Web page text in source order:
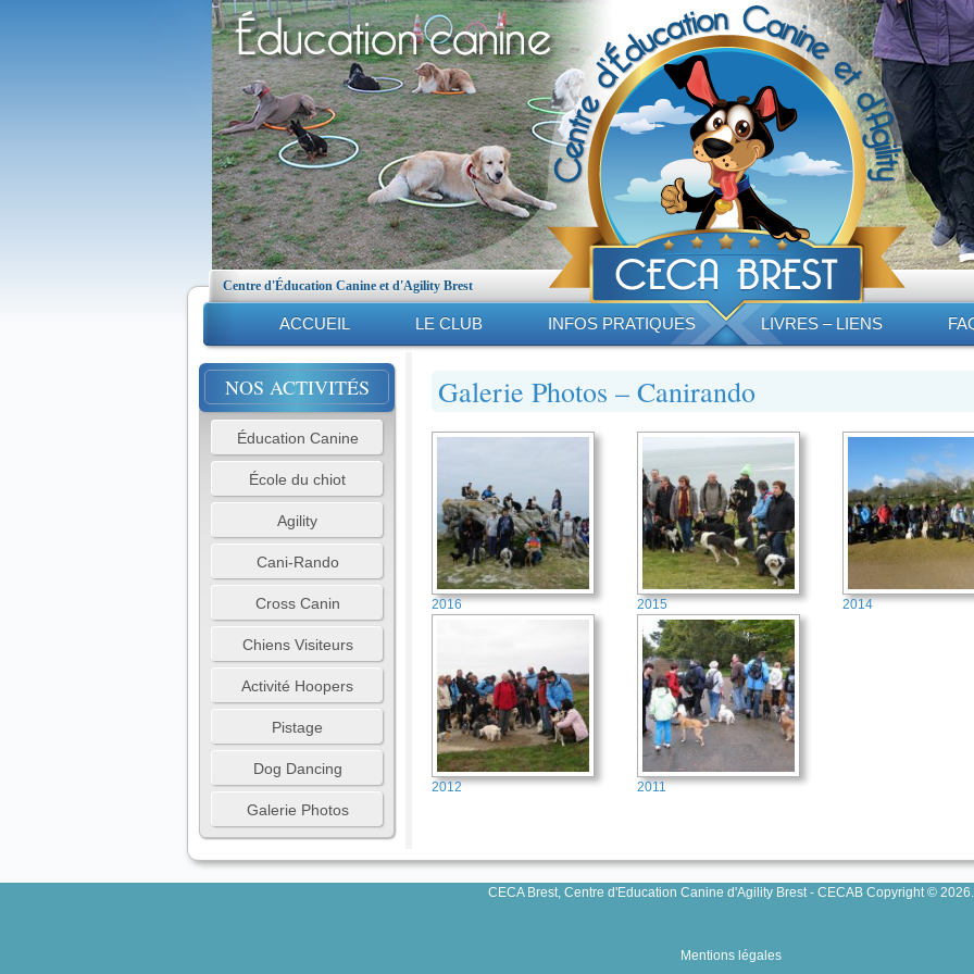
Centre d'Éducation Canine et d'Agility Brest
ACCUEIL LE CLUB INFOS PRATIQUES LIVRES – LIENS
NOS ACTIVITÉS
Éducation Canine
École du chiot
Agility
Cani-Rando
Cross Canin
Chiens Visiteurs
Activité Hoopers
Pistage
Dog Dancing
Galerie Photos
Galerie Photos – Canirando
2016 2015 2014
2012 2011
CECA Brest, Centre d'Education Canine d'Agility Brest - CECAB Copyright © 2026.
Mentions légales